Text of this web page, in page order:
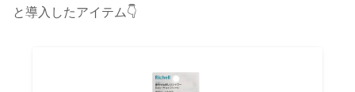
と導入したアイテム👇